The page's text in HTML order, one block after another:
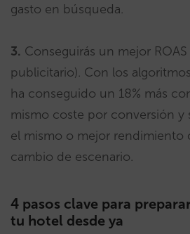
gasto en búsqueda.
3. Conseguirás un mejor
publicitario). Con los
ha conseguido un 18% más
mismo coste por conversión y
el mismo o mejor rendimiento
cambio de escenario.
4 pasos clave para
tu hotel desde ya